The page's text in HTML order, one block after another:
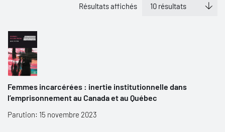
Résultats affichés
Femmes incarcérées : inertie institutionnelle dans
l’emprisonnement au Canada et au Québec
Parution: 15 novembre 2023